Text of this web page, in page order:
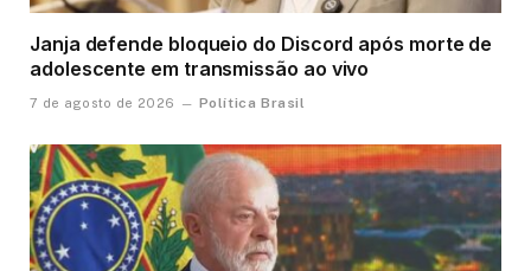
Janja defende bloqueio do Discord após morte de
adolescente em transmissão ao vivo
7 de agosto de 2026 Política Brasil